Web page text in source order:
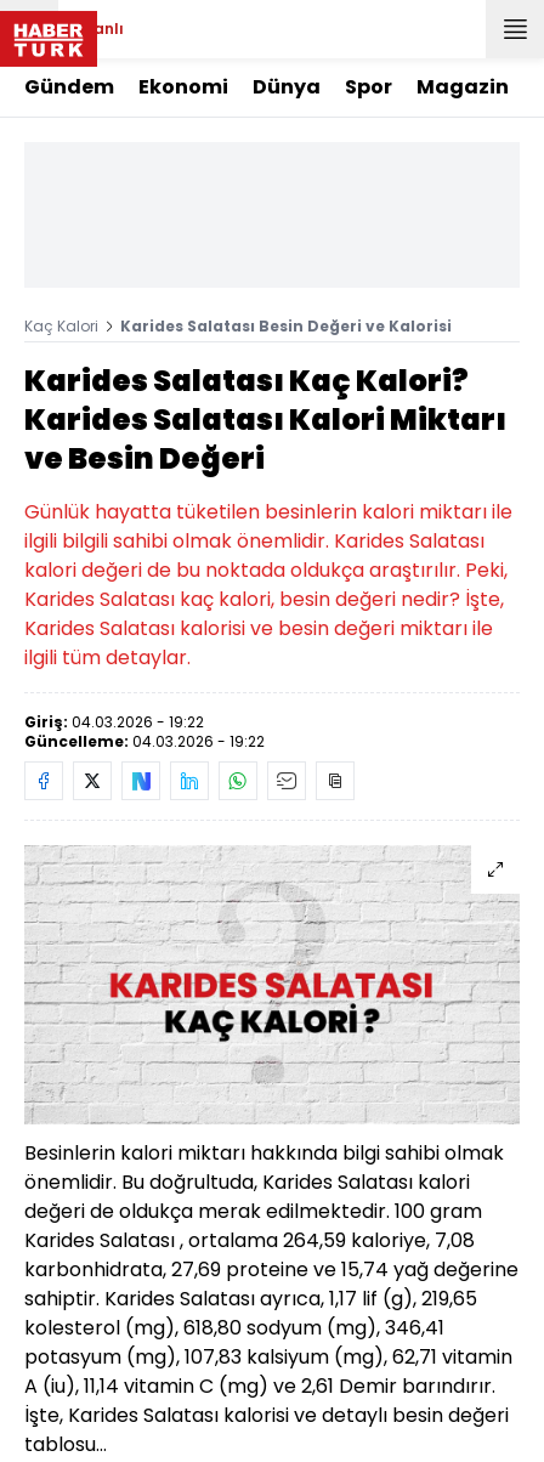
Canlı
Gündem Ekonomi Dünya Spor Magazin
Kaç Kalori Karides Salatası Besin Değeri ve Kalorisi
Karides Salatası Kaç Kalori?
Karides Salatası Kalori Miktarı
ve Besin Değeri
Günlük hayatta tüketilen besinlerin kalori miktarı ile
ilgili bilgili sahibi olmak önemlidir. Karides Salatası
kalori değeri de bu noktada oldukça araştırılır. Peki,
Karides Salatası kaç kalori, besin değeri nedir? İşte,
Karides Salatası kalorisi ve besin değeri miktarı ile
ilgili tüm detaylar.
Giriş: 04.03.2026 - 19:22
Güncelleme: 04.03.2026 - 19:22
Besinlerin kalori miktarı hakkında bilgi sahibi olmak
önemlidir. Bu doğrultuda, Karides Salatası kalori
değeri de oldukça merak edilmektedir. 100 gram
Karides Salatası , ortalama 264,59 kaloriye, 7,08
karbonhidrata, 27,69 proteine ve 15,74 yağ değerine
sahiptir. Karides Salatası ayrıca, 1,17 lif (g), 219,65
kolesterol (mg), 618,80 sodyum (mg), 346,41
potasyum (mg), 107,83 kalsiyum (mg), 62,71 vitamin
A (iu), 11,14 vitamin C (mg) ve 2,61 Demir barındırır.
İşte, Karides Salatası kalorisi ve detaylı besin değeri
tablosu…